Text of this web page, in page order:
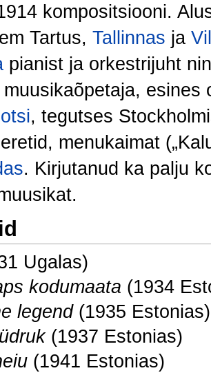
kompositsiooni.
Tartus, Tallinnas ja
pianist ja orkestrijuht
muusikaõpetaja,
, tegutses
menukaimat
. Kirjutanud ka palju
Ugalas)
kodumaata (1934
legend(1935 Estonias)
(1937 Estonias)
(1941 Estonias)